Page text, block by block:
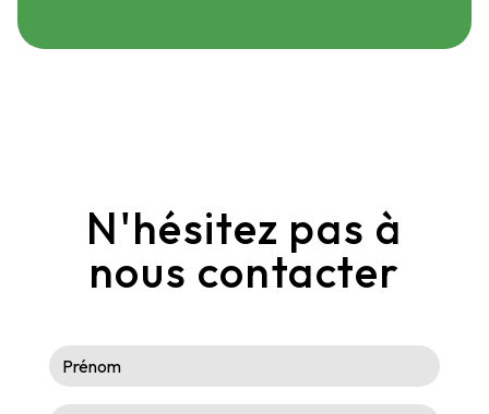
N'hésitez pas à
nous contacter